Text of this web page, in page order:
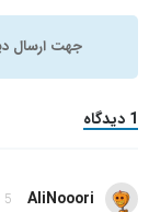
جهت ارسال
1 دیدگاه
AliNooori 5 سال قبل